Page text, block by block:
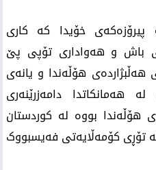
خۆیدا کە کاری
باش و هەواداری تۆپی پێ
هۆڵەندا و یانەی
هەمانکاتدا دامەزرێنەری
هۆڵەندا بووە لە کوردستان
پەیجێکی لە تۆڕی کۆمەڵایەتی فەیسبووک